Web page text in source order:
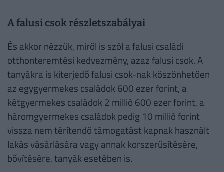
A falusi csok részletszabályai
És akkor nézzük, miről is szól a falusi családi
otthonteremtési kedvezmény, azaz falusi csok. A
tanyákra is kiterjedő falusi csok-nak köszönhetően
az egygyermekes családok 600 ezer forint, a
kétgyermekes családok 2 millió 600 ezer forint, a
háromgyermekes családok pedig 10 millió forint
vissza nem térítendő támogatást kapnak használt
lakás vásárlására vagy annak korszerűsítésére,
bővítésére, tanyák esetében is.